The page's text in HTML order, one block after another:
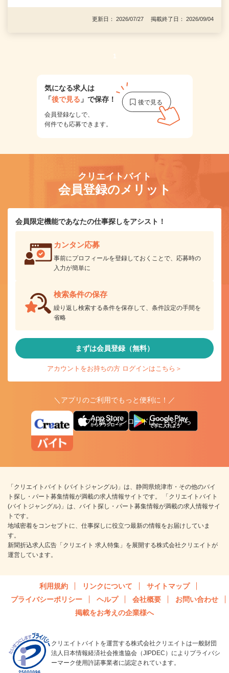
更新日： 2026/07/27 掲載終了日： 2026/09/04
1
気になる求人は
「後で見る 」で保存！
会員登録なしで、
何件でも応募できます。
クリエイトバイト
会員登録のメリット
会員限定機能であなたの仕事探しをアシスト！
カンタン応募
事前にプロフィールを登録しておくことで、応募時の
入力が簡単に
検索条件の保存
繰り返し検索する条件を保存して、条件設定の手間を
省略
まずは会員登録（無料）
アカウントをお持ちの方 ログインはこちら＞
＼アプリのご利用でもっと便利に！／
アプリ版ダウンロードはこちらから
「クリエイトバイト (バイトジャングル)」は、静岡県焼津市・その他のバイ
ト探し・パート募集情報が満載の求人情報サイトです。 「クリエイトバイト
(バイトジャングル)」は、バイト探し・パート募集情報が満載の求人情報サイ
トです。
地域密着をコンセプトに、仕事探しに役立つ最新の情報をお届けしていま
す。
新聞折込求人広告「クリエイト 求人特集」を展開する株式会社クリエイトが
運営しています。
利用規約 リンクについて
サイトマップ
プライバシーポリシー
ヘルプ 会社概要
お問い合わせ
掲載をお考えの企業様へ
クリエイトバイトを運営する株式会社クリエイトは一般財団
法人日本情報経済社会推進協会（JIPDEC）によりプライバシ
ーマーク使用許諾事業者に認定されています。